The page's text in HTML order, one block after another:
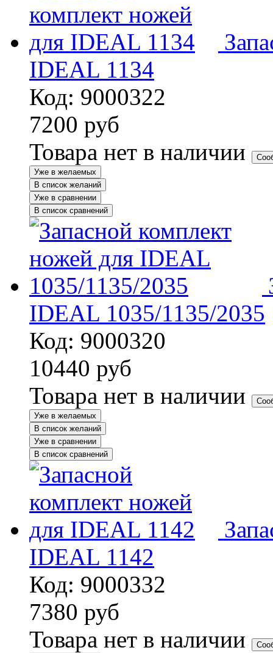
IDEAL 1134
Код: 9000322
7200 руб
Товара нет в наличии
Уже в желаемых
В список желаний
Уже в сравнении
В список сравнений
IDEAL 1035/1135/2035
Код: 9000320
10440 руб
Товара нет в наличии
Уже в желаемых
В список желаний
Уже в сравнении
В список сравнений
IDEAL 1142
Код: 9000332
7380 руб
Товара нет в наличии